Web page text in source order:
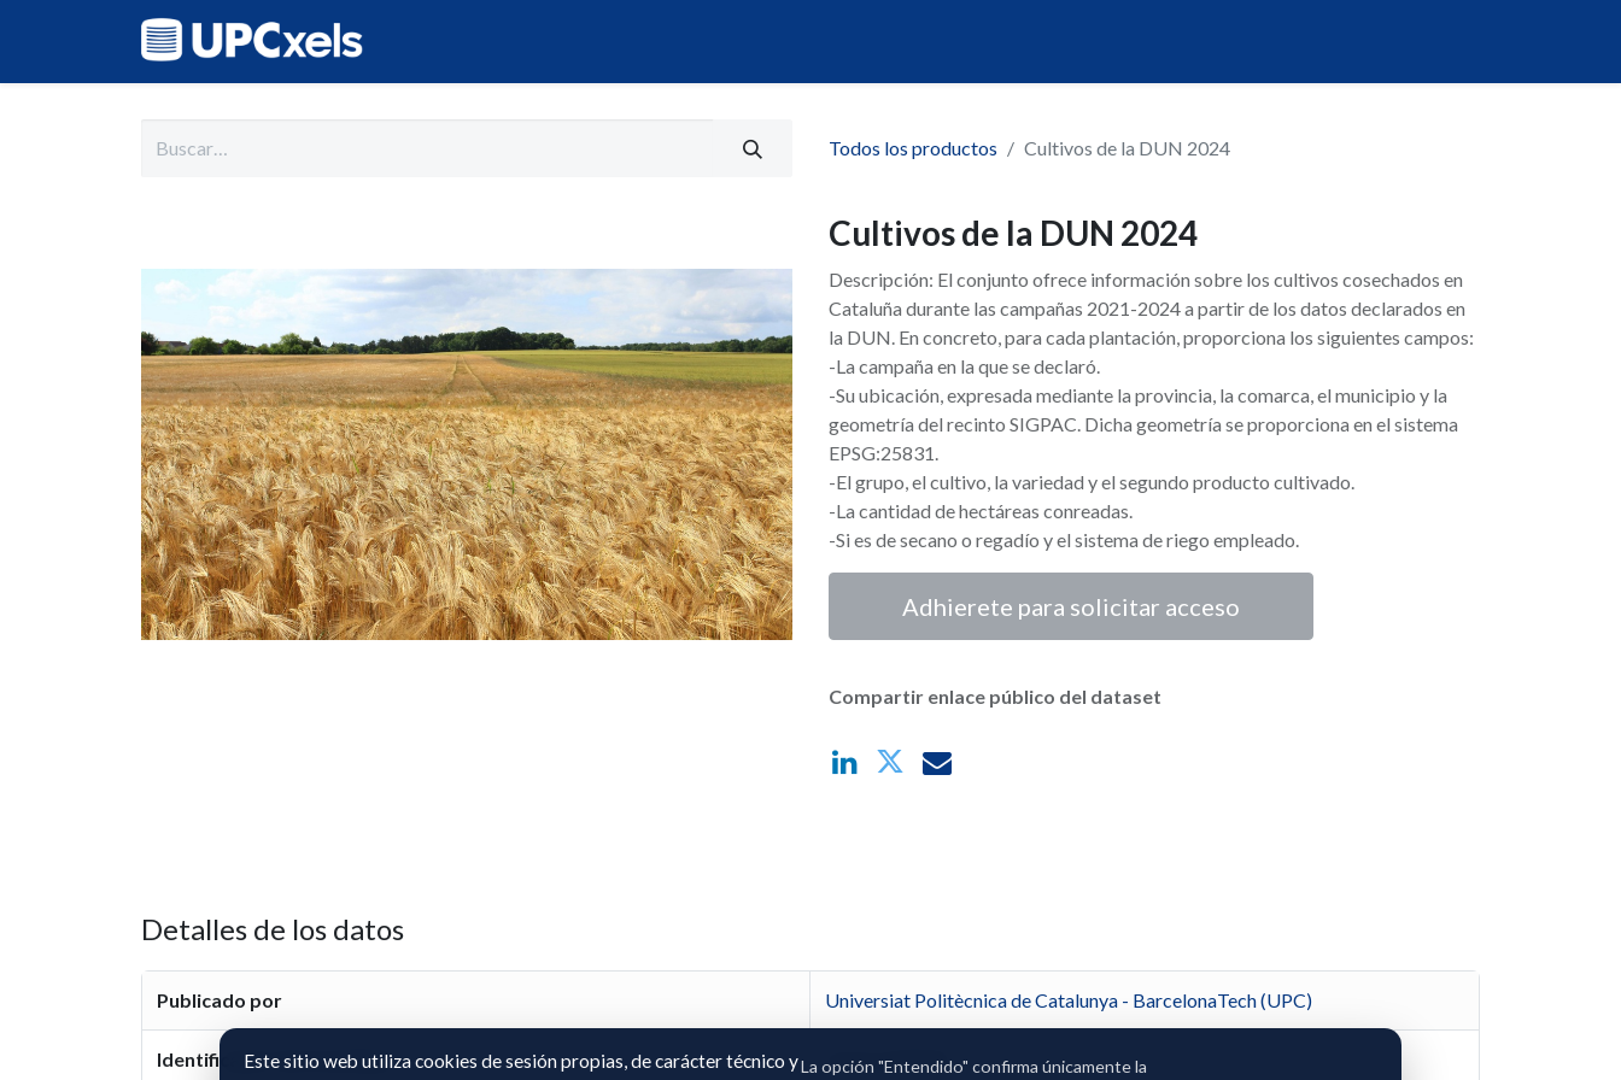
Todos los productos Cultivos de la DUN 2024
Cultivos de la DUN 2024
Descripción: El conjunto ofrece información sobre los cultivos cosechados en
Cataluña durante las campañas 2021-2024 a partir de los datos declarados en
la DUN. En concreto, para cada plantación, proporciona los siguientes campos:
-La campaña en la que se declaró.
-Su ubicación, expresada mediante la provincia, la comarca, el municipio y la
geometría del recinto SIGPAC. Dicha geometría se proporciona en el sistema
EPSG:25831.
-El grupo, el cultivo, la variedad y el segundo producto cultivado.
-La cantidad de hectáreas conreadas.
-Si es de secano o regadío y el sistema de riego empleado.
Adhierete para solicitar acceso
Compartir enlace público del dataset
Detalles de los datos
Publicado por Universiat Politècnica de Catalunya - BarcelonaTech (UPC)
Identificador de la entidad universiat8450
Este sitio web utiliza cookies de sesión propias, de carácter técnico yLa opción "Entendido" confirma únicamente la